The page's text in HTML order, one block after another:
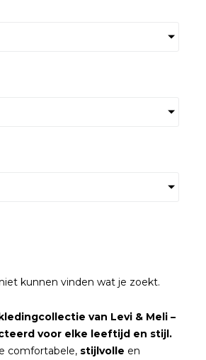
kunnen vinden wat je zoekt.
van Levi & Meli –
voor elke leeftijd en stijl.
comfortabele, stijlvolle en